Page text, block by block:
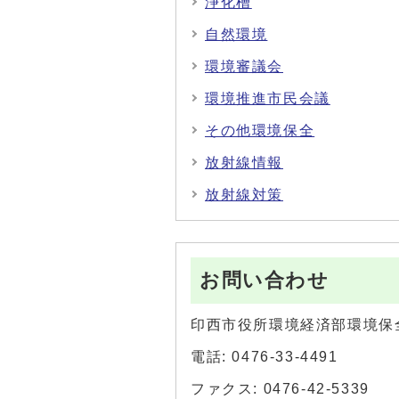
自然環境
環境審議会
環境推進市民会議
その他環境保全
放射線情報
放射線対策
お問い合わせ
印西市役所環境経済部環境保
電話: 0476-33-4491
ファクス: 0476-42-5339